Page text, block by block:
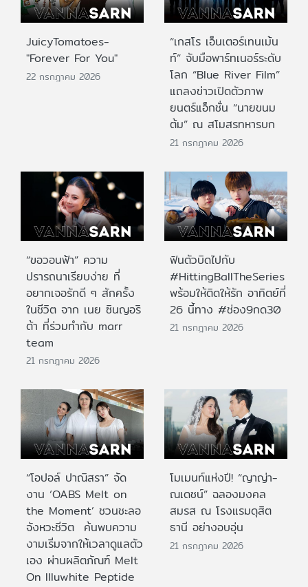
JuicyTomatoes-
"Forever For You"
22 กรกฎาคม 2026
“เกสโร เอ็นเตอร์เทนเม้น
ท์” จับมือพาร์ทเนอร์ระดับ
โลก “Blue River Film”
แถลงข่าวเปิดตัวภาพ
ยนตร์แอ็กชั่น “นายขนม
ต้ม” ณ สโมสรทหารบก
21 กรกฎาคม 2026
“ขอวอนฟ้า” ความ
ปรารถนาเรียบง่าย ที่
อยากเจอรักดี ๆ สักครั้ง
ในชีวิต จาก เนย ซินญอริ
ต้า ที่ร่วมทำกับ marr
team
21 กรกฎาคม 2026
ฟินตัวบิดไปกับ
#HittingBallTheSeries
พร้อมให้ติดให้รัก อาทิตย์ที่
26 นี้ทาง #ช่อง9กด30
21 กรกฎาคม 2026
“โอปอล์ ปาณิสรา” จัด
งาน ‘OABS Melt on
the Moment’ ชวนชะลอ
จังหวะชีวิต ค้นพบความ
งามเริ่มจากให้เวลาดูแลตัว
เอง ผ่านผลิตภัณฑ์ Melt
On Illuwhite Peptide
โมเมนท์แห่งปี! “ญาญ่า-
ณเดชน์” ฉลองมงคล
สมรส ณ โรงแรมดุสิต
ธานี อย่างอบอุ่น
21 กรกฎาคม 2026